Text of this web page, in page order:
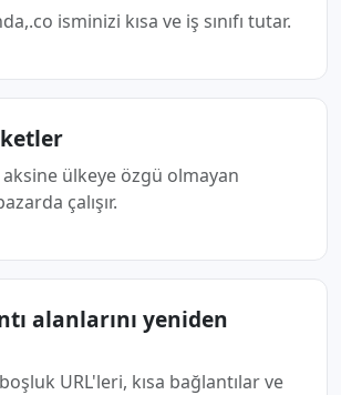
isminizi kısa ve iş sınıfı tutar.
ülkeye özgü olmayan
çalışır.
alanlarını yeniden
URL'leri, kısa bağlantılar ve